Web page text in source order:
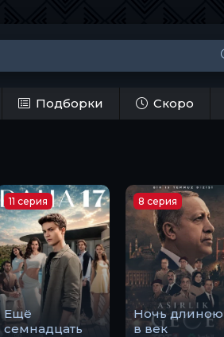
Подборки Скоро
Ещё
семнадцать
11 серия
Ночь длиною
в век
8 серия